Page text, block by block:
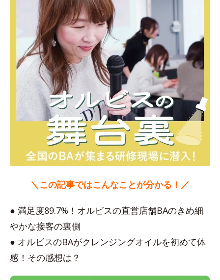
＼この記事ではこんなことが分かる！／
● 満足度89.7%！オルビスの直営店舗BAのきめ細
やかな接客の裏側
● オルビスのBAがクレンジングオイルを初めて体
感！その感想は？